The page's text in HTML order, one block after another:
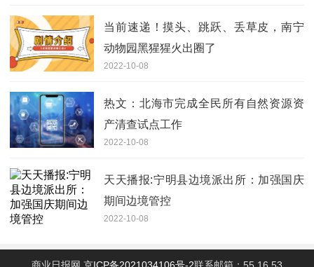
当前速递！摸头、跳跃、丢草皮，南宁
动物园黑猩猩火出圈了
2022-10-08
热文：北海市完成全民所有自然资源资
产清查试点工作
2022-10-08
天天播报:宁明县边境派出所：加强国庆
期间边境管控
2022-10-08
商业日报网 京ICP备2021034106号-2联系邮箱：55 16 53